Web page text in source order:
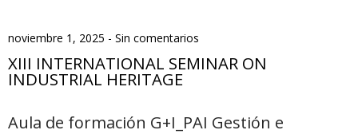
noviembre 1, 2025 - Sin comentarios
XIII INTERNATIONAL SEMINAR ON
INDUSTRIAL HERITAGE
Aula de formación G+I_PAI Gestión e